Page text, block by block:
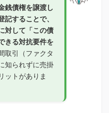
銭債権を譲渡し
記することで、
対して「この債
きる対抗要件を
取引（ファクタ
知られずに売掛
ットがありま